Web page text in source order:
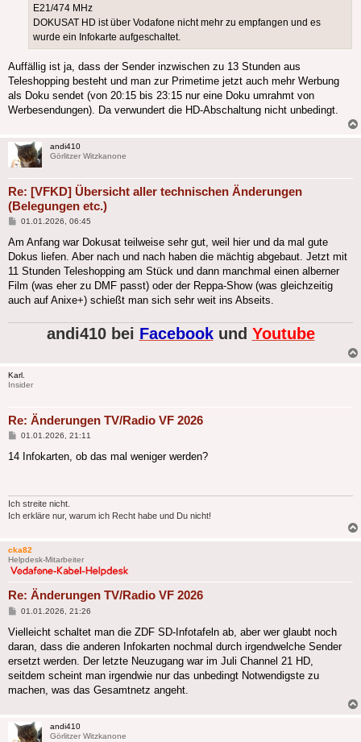
E21/474 MHz
DOKUSAT HD ist über Vodafone nicht mehr zu empfangen und es
wurde ein Infokarte aufgeschaltet.
Auffällig ist ja, dass der Sender inzwischen zu 13 Stunden aus
Teleshopping besteht und man zur Primetime jetzt auch mehr Werbung
als Doku sendet (von 20:15 bis 23:15 nur eine Doku umrahmt von
Werbesendungen). Da verwundert die HD-Abschaltung nicht unbedingt.
andi410
Görlitzer Witzkanone
Re: [VFKD] Übersicht aller technischen Änderungen
(Belegungen etc.)
Beitrag
01.01.2026, 06:45
Am Anfang war Dokusat teilweise sehr gut, weil hier und da mal gute
Dokus liefen. Aber nach und nach haben die mächtig abgebaut. Jetzt mit
11 Stunden Teleshopping am Stück und dann manchmal einen alberner
Film (was eher zu DMF passt) oder der Reppa-Show (was gleichzeitig
auch auf Anixe+) schießt man sich sehr weit ins Abseits.
andi410 bei Facebookund Youtube
Karl.
Insider
Re: Änderungen TV/Radio VF 2026
Beitrag
01.01.2026, 21:11
14 Infokarten, ob das mal weniger werden?
Ich streite nicht.
Ich erkläre nur, warum ich Recht habe und Du nicht!
cka82
Helpdesk-Mitarbeiter
Re: Änderungen TV/Radio VF 2026
Beitrag
01.01.2026, 21:26
Vielleicht schaltet man die ZDF SD-Infotafeln ab, aber wer glaubt noch
daran, dass die anderen Infokarten nochmal durch irgendwelche Sender
ersetzt werden. Der letzte Neuzugang war im Juli Channel 21 HD,
seitdem scheint man irgendwie nur das unbedingt Notwendigste zu
machen, was das Gesamtnetz angeht.
andi410
Görlitzer Witzkanone